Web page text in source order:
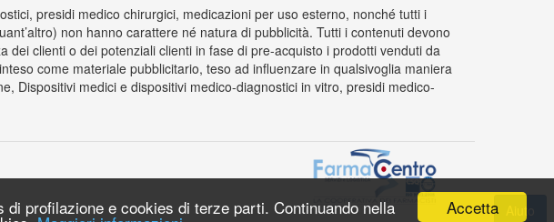
Accetta
profilazione e cookies di terze parti. Continuando nella
presidi medico chirurgici, medicazioni per uso esterno, nonché tutti i
non hanno carattere né natura di pubblicità. Tutti i contenuti devono
clienti o dei potenziali clienti in fase di pre-acquisto i prodotti venduti da
come materiale pubblicitario, teso ad influenzare in qualsivoglia maniera
Dispositivi medici e dispositivi medico-diagnostici in vitro, presidi medico-